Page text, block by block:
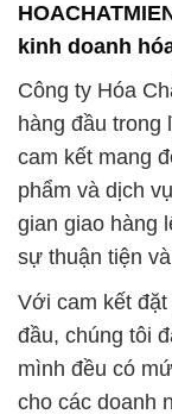
kinh doanh
Công ty Hóa
hàng đầu trong
cam kết mang
phẩm và dịch
gian giao hàng
sự thuận tiện
Với cam kết
đầu, chúng tôi
mình đều có
cho các doanh